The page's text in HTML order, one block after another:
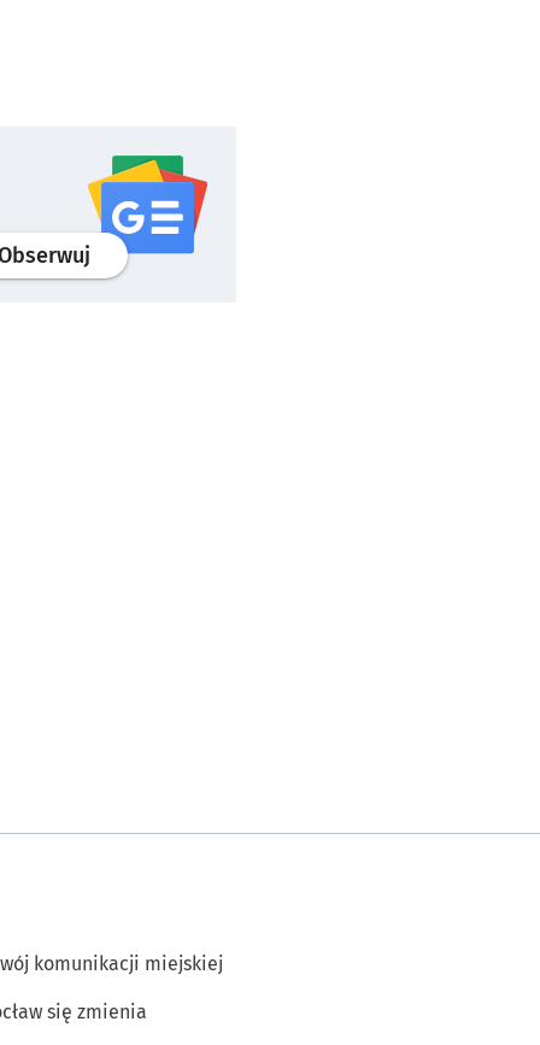
profilgoogle news
komunikacji miejskiej
się zmienia